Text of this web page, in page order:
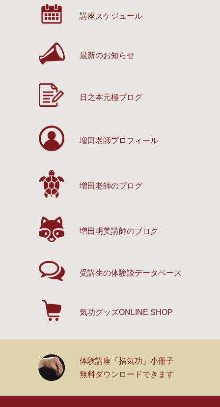
講座スケジュール
最新のお知らせ
日之本元極ブログ
増田老師プロフィール
増田老師のブログ
増田明美講師のブログ
受講生の体験談データベース
気功グッズONLINE SHOP
体験講座「指気功」小冊子
無料ダウンロードできます